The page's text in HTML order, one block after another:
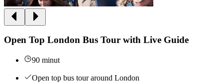
Open Top London Bus Tour with Live Guide
90 minut
Open top bus tour around London